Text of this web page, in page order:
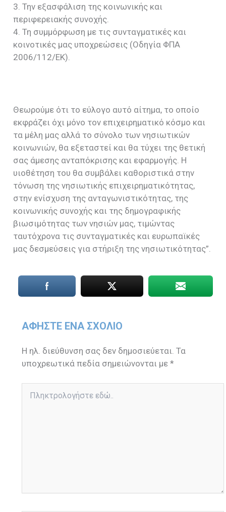
3. Την εξασφάλιση της κοινωνικής και
περιφερειακής συνοχής.
4. Τη συμμόρφωση με τις συνταγματικές και
κοινοτικές μας υποχρεώσεις (Οδηγία ΦΠΑ
2006/112/ΕΚ).
Θεωρούμε ότι το εύλογο αυτό αίτημα, το οποίο
εκφράζει όχι μόνο τον επιχειρηματικό κόσμο και
τα μέλη μας αλλά το σύνολο των νησιωτικών
κοινωνιών, θα εξεταστεί και θα τύχει της θετική
σας άμεσης ανταπόκρισης και εφαρμογής. Η
υιοθέτηση του θα συμβάλει καθοριστικά στην
τόνωση της νησιωτικής επιχειρηματικότητας,
στην ενίσχυση της ανταγωνιστικότητας, της
κοινωνικής συνοχής και της δημογραφικής
βιωσιμότητας των νησιών μας, τιμώντας
ταυτόχρονα τις συνταγματικές και ευρωπαϊκές
μας δεσμεύσεις για στήριξη της νησιωτικότητας”.
ΑΦΉΣΤΕ ΈΝΑ ΣΧΌΛΙΟ
Η ηλ. διεύθυνση σας δεν δημοσιεύεται. Τα
υποχρεωτικά πεδία σημειώνονται με*
εδώ..